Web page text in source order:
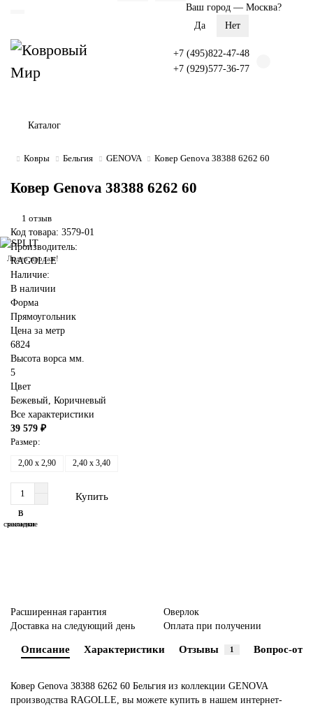
Ваш город — Москва?
+7 (495)822-47-48
+7 (929)577-36-77
Каталог
Ковры Бельгия GENOVA Ковер Genova 38388 6262 60
Ковер Genova 38388 6262 60
1 отзыв
Код товара: 3579-01
Лидер продаж!
Производитель:
RAGOLLE
Наличие:
В наличии
Форма
Прямоугольник
Цена за метр
6824
Высота ворса мм.
5
Цвет
Бежевый, Коричневый
Все характеристики
39 579 ₽
Размер:
2,00 x 2,90 2,40 x 3,40
Купить
В
закладки
В
сравнение
Расширенная гарантия
Оверлок
Доставка на следующий день
Оплата при получении
Описание Характеристики Отзывы 1 Вопрос-
Ковер Genova 38388 6262 60 Бельгия из коллекции GENOVA
производства RAGOLLE, вы можете купить в нашем интернет-